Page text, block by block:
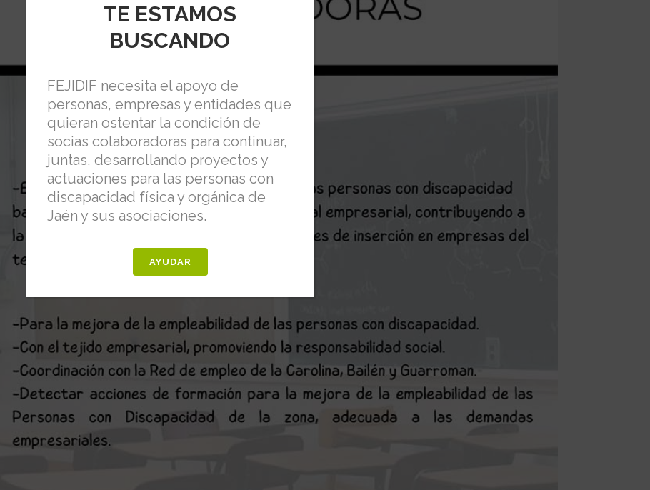
TE ESTAMOS
BUSCANDO
FEJIDIF necesita el apoyo de
personas, empresas y entidades que
quieran ostentar la condición de
socias colaboradoras para continuar,
juntas, desarrollando proyectos y
actuaciones para las personas con
discapacidad física y orgánica de
Jaén y sus asociaciones.
AYUDAR